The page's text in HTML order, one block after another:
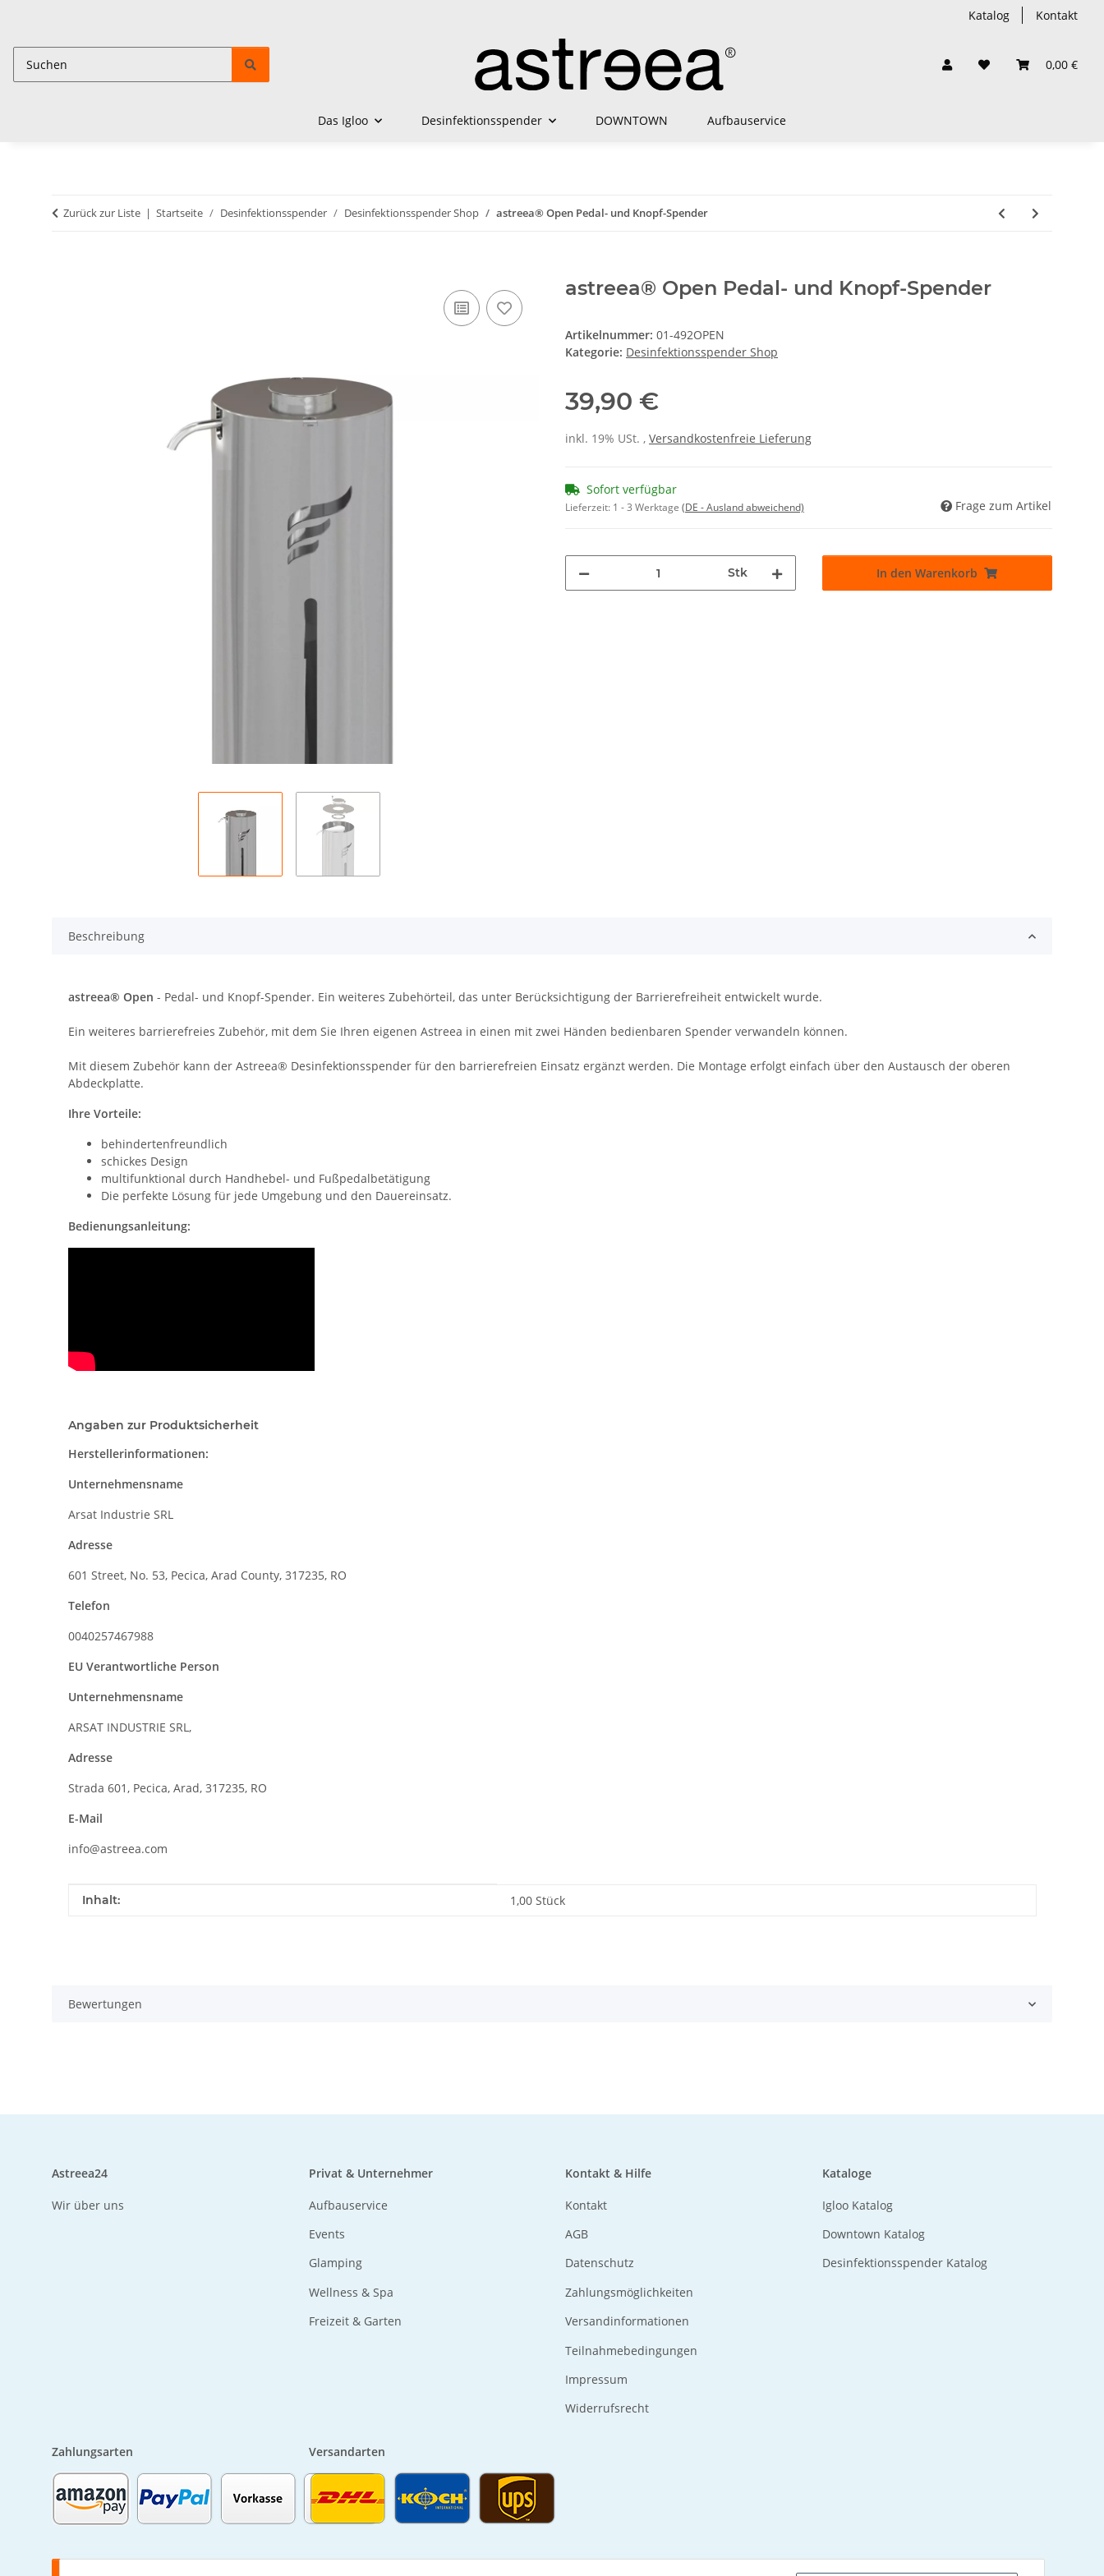
Katalog Kontakt
0,00 €
Das Igloo Desinfektionsspender DOWNTOWN Aufbauservice
Zurück zur Liste Startseite Desinfektionsspender Desinfektionsspender Shop astreea® Open Pedal- und Knopf-Spender
astreea® Open Pedal- und Knopf-Spender
Artikelnummer: 01-492OPEN
Kategorie: Desinfektionsspender Shop
39,90 €
inkl. 19% USt. , Versandkostenfreie Lieferung
Sofort verfügbar
Lieferzeit: 1 - 3 Werktage (DE - Ausland abweichend) Frage zum Artikel
Stk In den Warenkorb
Beschreibung
astreea® Open - Pedal- und Knopf-Spender. Ein weiteres Zubehörteil, das unter Berücksichtigung der Barrierefreiheit entwickelt wurde.
Ein weiteres barrierefreies Zubehör, mit dem Sie Ihren eigenen Astreea in einen mit zwei Händen bedienbaren Spender verwandeln können.
Mit diesem Zubehör kann der Astreea® Desinfektionsspender für den barrierefreien Einsatz ergänzt werden. Die Montage erfolgt einfach über den Austausch der oberen
Abdeckplatte.
Ihre Vorteile:
behindertenfreundlich
schickes Design
multifunktional durch Handhebel- und Fußpedalbetätigung
Die perfekte Lösung für jede Umgebung und den Dauereinsatz.
Bedienungsanleitung:
Angaben zur Produktsicherheit
Herstellerinformationen:
Unternehmensname
Arsat Industrie SRL
Adresse
601 Street, No. 53, Pecica, Arad County, 317235, RO
Telefon
0040257467988
EU Verantwortliche Person
Unternehmensname
ARSAT INDUSTRIE SRL,
Adresse
Strada 601, Pecica, Arad, 317235, RO
E-Mail
info@astreea.com
Produkteigenschaft
Wert
Inhalt: 1,00 Stück
Bewertungen
Astreea24
Wir über uns
Privat & Unternehmer
Aufbauservice
Events
Glamping
Wellness & Spa
Freizeit & Garten
Kontakt & Hilfe
Kontakt
AGB
Datenschutz
Zahlungsmöglichkeiten
Versandinformationen
Teilnahmebedingungen
Impressum
Widerrufsrecht
Kataloge
Igloo Katalog
Downtown Katalog
Desinfektionsspender Katalog
Zahlungsarten Versandarten